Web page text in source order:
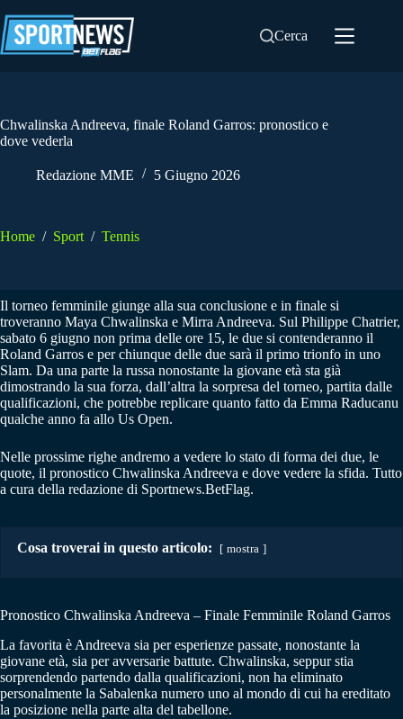
al
contenuto
Cerca
Chwalinska Andreeva, finale Roland Garros: pronostico e
dove vederla
Redazione MME 5 Giugno 2026
Home / Sport / Tennis
Il torneo femminile giunge alla sua conclusione e in finale si
troveranno Maya Chwalinska e Mirra Andreeva. Sul Philippe Chatrier,
sabato 6 giugno non prima delle ore 15, le due si contenderanno il
Roland Garros e per chiunque delle due sarà il primo trionfo in uno
Slam. Da una parte la russa nonostante la giovane età sta già
dimostrando la sua forza, dall’altra la sorpresa del torneo, partita dalle
qualificazioni, che potrebbe replicare quanto fatto da Emma Raducanu
qualche anno fa allo Us Open.
Nelle prossime righe andremo a vedere lo stato di forma dei due, le
quote, il pronostico Chwalinska Andreeva e dove vedere la sfida. Tutto
a cura della redazione di Sportnews.BetFlag.
Cosa troverai in questo articolo: mostra
Pronostico Chwalinska Andreeva – Finale Femminile Roland Garros
La favorita è Andreeva sia per esperienze passate, nonostante la
giovane età, sia per avversarie battute. Chwalinska, seppur stia
sorprendendo partendo dalla qualificazioni, non ha eliminato
personalmente la Sabalenka numero uno al mondo di cui ha ereditato
la posizione nella parte alta del tabellone.